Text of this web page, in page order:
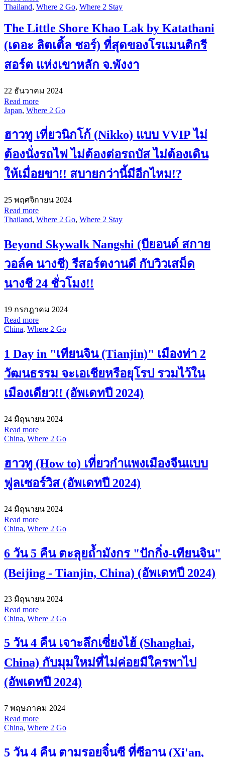
Thailand, Where 2 Go, Where 2 Stay
The Little Shore Khao Lak by Katathani
(เดอะ ลิตเติ้ล ชอร์) ที่สุดของโรแมนติกรี
สอร์ต แห่งเขาหลัก จ.พังงา
22 ธันวาคม 2024
Read more
Japan, Where 2 Go
ฮาวทู เที่ยวนิกโก้ (Nikko) แบบ VVIP ไม่
ต้องนั่งรถไฟ ไม่ต้องต่อรถบัส ไม่ต้องเดิน
ให้เมื่อยขา!! สบายกว่านี้มีอีกไหม!?
25 พฤศจิกายน 2024
Read more
Thailand, Where 2 Go, Where 2 Stay
Beyond Skywalk Nangshi (บียอนด์ สกาย
วอล์ค นางชี) รีสอร์ตงานดี กับวิวเสม็ด
นางชี 24 ชั่วโมง!!
19 กรกฎาคม 2024
Read more
China, Where 2 Go
1 Day in "เทียนจิน (Tianjin)" เมืองท่า 2
วัฒนธรรม จะเอเชียหรือยุโรป รวมไว้ใน
เมืองเดียว!! (อัพเดทปี 2024)
24 มิถุนายน 2024
Read more
China, Where 2 Go
ฮาวทู (How to) เที่ยวกำแพงเมืองจีนแบบ
ฟูลเซอร์วิส (อัพเดทปี 2024)
24 มิถุนายน 2024
Read more
China, Where 2 Go
6 วัน 5 คืน ตะลุยถ้ำมังกร "ปักกิ่ง-เทียนจิน"
(Beijing - Tianjin, China) (อัพเดทปี 2024)
23 มิถุนายน 2024
Read more
China, Where 2 Go
5 วัน 4 คืน เจาะลึกเซี่ยงไฮ้ (Shanghai,
China) กับมุมใหม่ที่ไม่ค่อยมีใครพาไป
(อัพเดทปี 2024)
7 พฤษภาคม 2024
Read more
China, Where 2 Go
5 วัน 4 คืน ตามรอยจิ๋นซี ที่ซีอาน (Xi'an,